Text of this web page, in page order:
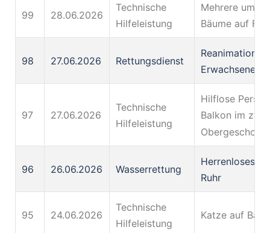
99 28.06.2026
Technische
Hilfeleistung
Mehrere
Bäume auf
98 27.06.2026 Rettungsdienst
Reanimation
Erwachsenen
97 27.06.2026
Technische
Hilfeleistung
Hilflose
Balkon im
Obergeschoss
96 26.06.2026 Wasserrettung
Herrenloses
Ruhr
95 24.06.2026
Technische
Hilfeleistung
Katze auf